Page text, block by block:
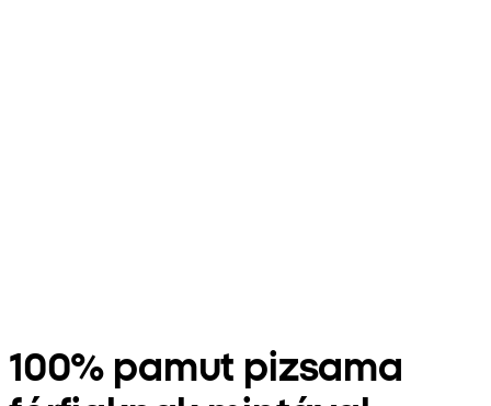
100% pamut pizsama